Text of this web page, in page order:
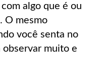
algo que é ou
O mesmo
você senta no
observar muito e